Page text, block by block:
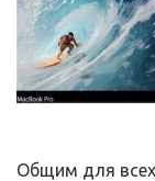
Общим для всех